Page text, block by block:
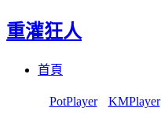
重灌狂人
首頁
PotPlayer KMPlayer